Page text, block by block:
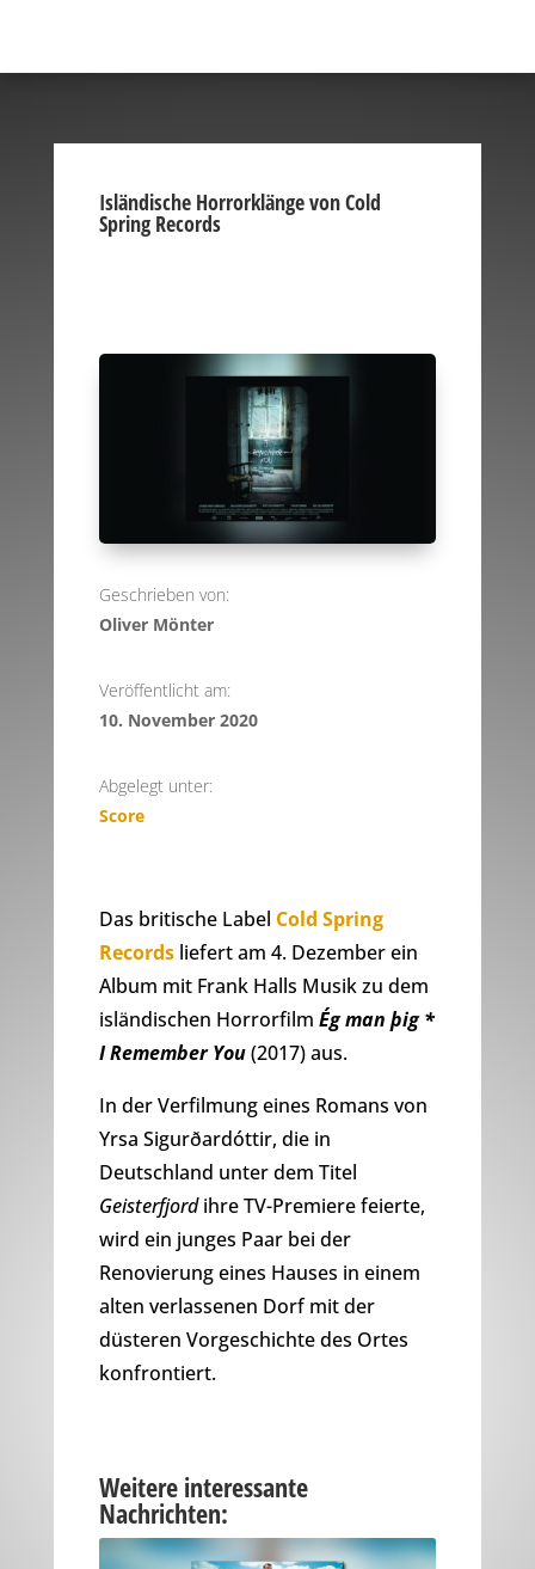
Isländische Horrorklänge von Cold
Spring Records
Geschrieben von:
Oliver Mönter
Veröffentlicht am:
10. November 2020
Abgelegt unter:
Score
Das britische Label Cold Spring
Recordsliefert am 4. Dezember ein
Album mit Frank Halls Musik zu dem
isländischen Horrorfilm Ég man þig *
I Remember You(2017) aus.
In der Verfilmung eines Romans von
Yrsa Sigurðardóttir, die in
Deutschland unter dem Titel
Geisterfjordihre TV-Premiere feierte,
wird ein junges Paar bei der
Renovierung eines Hauses in einem
alten verlassenen Dorf mit der
düsteren Vorgeschichte des Ortes
konfrontiert.
Weitere interessante
Nachrichten: